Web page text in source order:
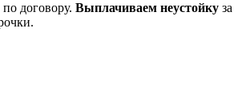
по договору. Выплачиваем неустойку за